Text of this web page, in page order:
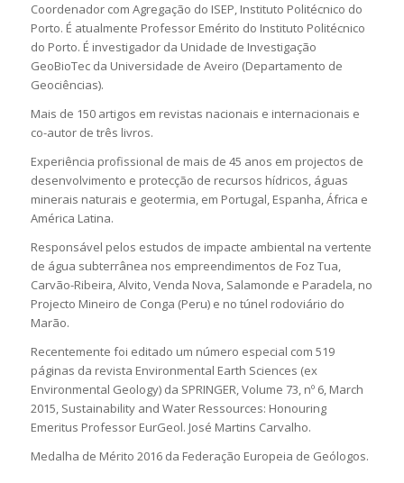
Coordenador com Agregação do ISEP, Instituto Politécnico do
Porto. É atualmente Professor Emérito do Instituto Politécnico
do Porto. É investigador da Unidade de Investigação
GeoBioTec da Universidade de Aveiro (Departamento de
Geociências).
Mais de 150 artigos em revistas nacionais e internacionais e
co-autor de três livros.
Experiência profissional de mais de 45 anos em projectos de
desenvolvimento e protecção de recursos hídricos, águas
minerais naturais e geotermia, em Portugal, Espanha, África e
América Latina.
Responsável pelos estudos de impacte ambiental na vertente
de água subterrânea nos empreendimentos de Foz Tua,
Carvão-Ribeira, Alvito, Venda Nova, Salamonde e Paradela, no
Projecto Mineiro de Conga (Peru) e no túnel rodoviário do
Marão.
Recentemente foi editado um número especial com 519
páginas da revista Environmental Earth Sciences (ex
Environmental Geology) da SPRINGER, Volume 73, nº 6, March
2015, Sustainability and Water Ressources: Honouring
Emeritus Professor EurGeol. José Martins Carvalho.
Medalha de Mérito 2016 da Federação Europeia de Geólogos.